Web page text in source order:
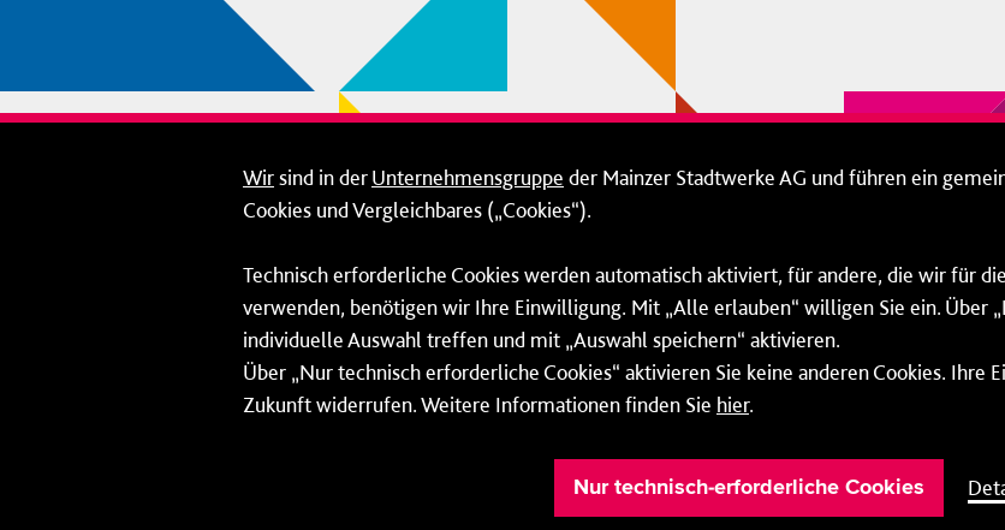
Barrierefreiheit Cookie-
Wirsind in derUnternehmensgruppe der Mainzer Stadtwerke AG und führen ein
Cookies und Vergleichbares („Cookies“).
Technisch erforderliche Cookies werden automatisch aktiviert, für andere, die wir für
verwenden, benötigen wir Ihre Einwilligung. Mit „Alle erlauben“ willigen Sie ein. Über
individuelle Auswahl treffen und mit „Auswahl speichern“ aktivieren.
Über „Nur technisch erforderliche Cookies“ aktivieren Sie keine anderen Cookies. Ihre
Zukunft widerrufen. Weitere Informationen finden Sie hier.
Nur technisch-erforderliche Cookies